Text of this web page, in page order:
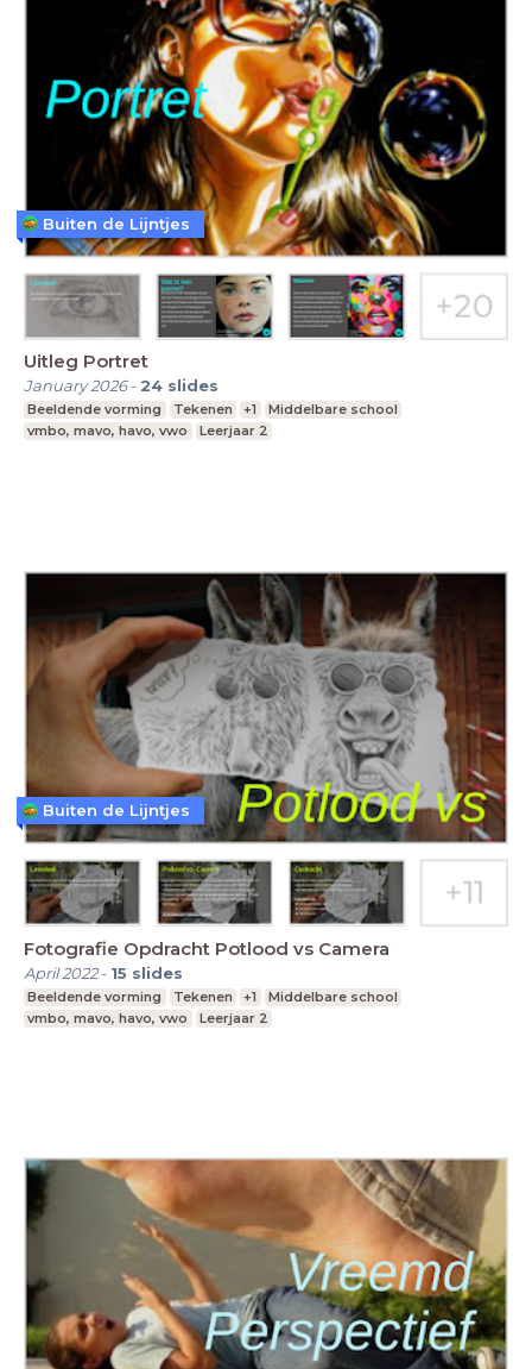
Uitleg Portret
January 2026- 24 slides
Beeldende vorming Tekenen +1
Middelbare school
vmbo, mavo, havo, vwo
Leerjaar 2
Buiten de Lijntjes
Fotografie Opdracht Potlood vs Camera
April 2022- 15 slides
Beeldende vorming Tekenen +1
Middelbare school
vmbo, mavo, havo, vwo
Leerjaar 2
Buiten de Lijntjes